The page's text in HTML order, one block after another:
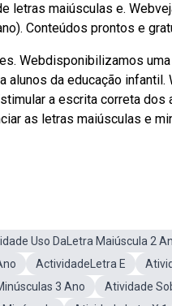
letras maiúsculas e.
Conteúdos prontos e
Webdisponibilizamos
alunos da educação
a escrita correta
as letras maiúsculas e
Uso DaLetra Maiúscula 2
ActividadeLetra E
3 Ano
Atividade